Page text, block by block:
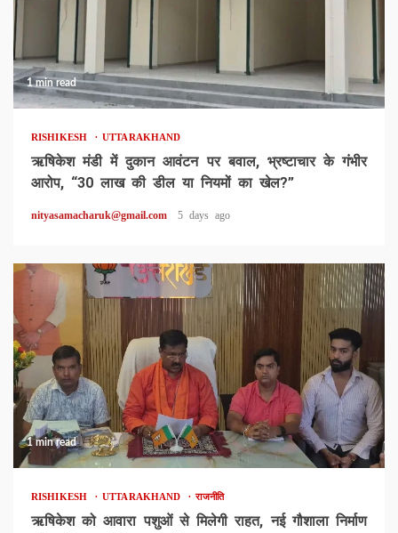
1 min read
RISHIKESH UTTARAKHAND
ऋषिकेश मंडी में दुकान आवंटन पर बवाल, भ्रष्टाचार के गंभीर
आरोप, “30 लाख की डील या नियमों का खेल?”
nityasamacharuk@gmail.com 5 days ago
1 min read
RISHIKESH UTTARAKHAND राजनीति
ऋषिकेश को आवारा पशुओं से मिलेगी राहत, नई गौशाला निर्माण